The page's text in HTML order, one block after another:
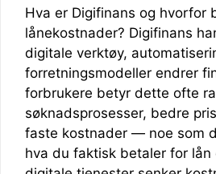
Hva er Digifinans og hvorfor
lånekostnader? Digifinans
digitale verktøy,
forretningsmodeller endrer
forbrukere betyr dette ofte
søknadsprosesser, bedre
faste kostnader — noe som
hva du faktisk betaler for